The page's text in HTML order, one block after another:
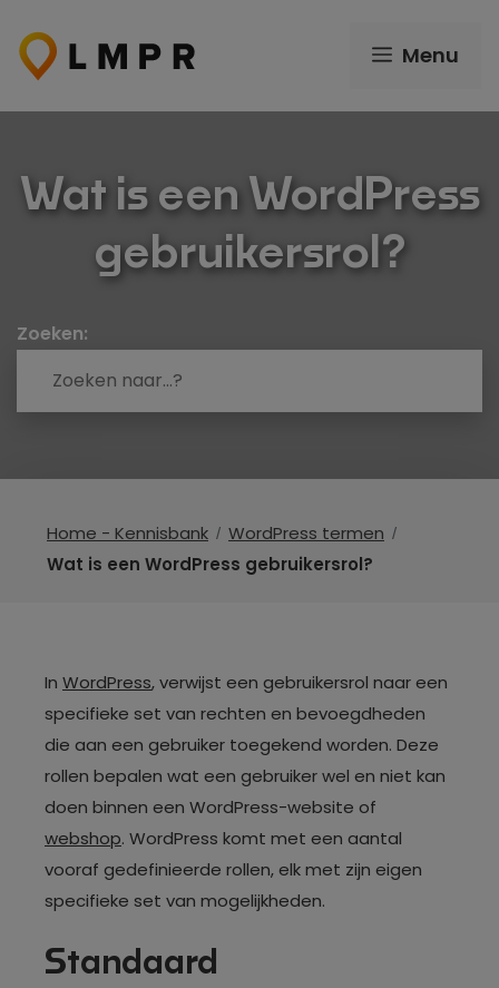
naar
inhoud
Menu
Wat is een WordPress
gebruikersrol?
Zoeken:
Home - Kennisbank
WordPress termen
Wat is een WordPress gebruikersrol?
In WordPress, verwijst een gebruikersrol naar een
specifieke set van rechten en bevoegdheden
die aan een gebruiker toegekend worden. Deze
rollen bepalen wat een gebruiker wel en niet kan
doen binnen een WordPress-website of
webshop. WordPress komt met een aantal
vooraf gedefinieerde rollen, elk met zijn eigen
specifieke set van mogelijkheden.
Standaard